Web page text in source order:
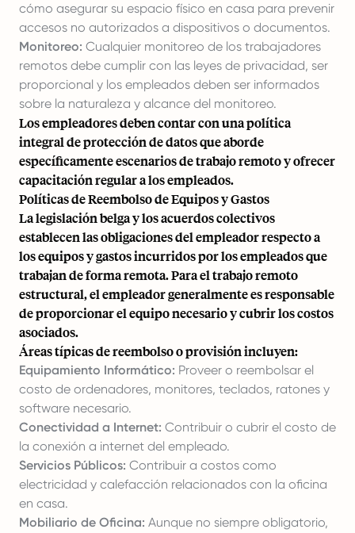
cómo asegurar su espacio físico en casa para prevenir
accesos no autorizados a dispositivos o documentos.
Monitoreo: Cualquier monitoreo de los trabajadores
remotos debe cumplir con las leyes de privacidad, ser
proporcional y los empleados deben ser informados
sobre la naturaleza y alcance del monitoreo.
Los empleadores deben contar con una política
integral de protección de datos que aborde
específicamente escenarios de trabajo remoto y ofrecer
capacitación regular a los empleados.
Políticas de Reembolso de Equipos y Gastos
La legislación belga y los acuerdos colectivos
establecen las obligaciones del empleador respecto a
los equipos y gastos incurridos por los empleados que
trabajan de forma remota. Para el trabajo remoto
estructural, el empleador generalmente es responsable
de proporcionar el equipo necesario y cubrir los costos
asociados.
Áreas típicas de reembolso o provisión incluyen:
Equipamiento Informático: Proveer o reembolsar el
costo de ordenadores, monitores, teclados, ratones y
software necesario.
Conectividad a Internet: Contribuir o cubrir el costo de
la conexión a internet del empleado.
Servicios Públicos: Contribuir a costos como
electricidad y calefacción relacionados con la oficina
en casa.
Mobiliario de Oficina: Aunque no siempre obligatorio,